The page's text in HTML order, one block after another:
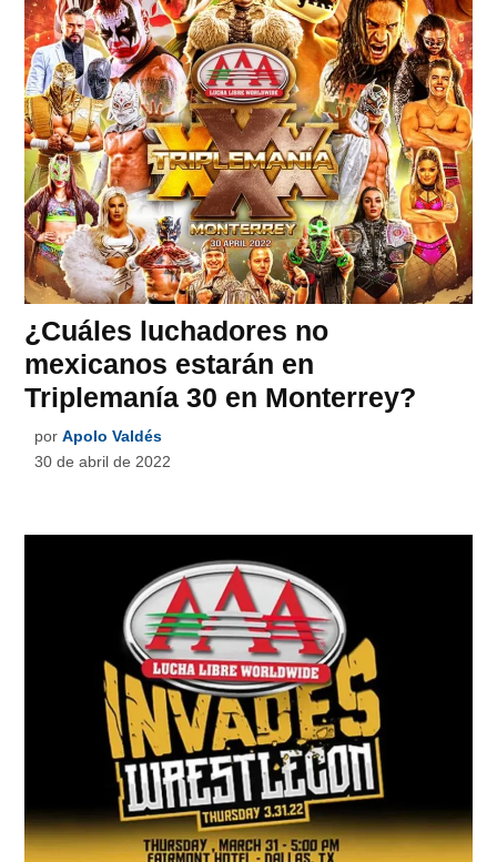
¿Cuáles luchadores no
mexicanos estarán en
Triplemanía 30 en Monterrey?
por Apolo Valdés
30 de abril de 2022